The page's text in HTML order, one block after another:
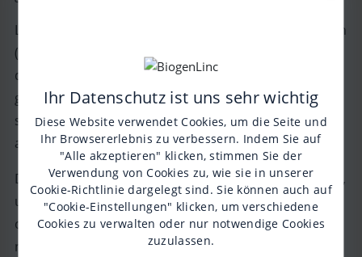
Ihr Datenschutz ist uns sehr wichtig
Diese Website verwendet Cookies, um die Seite und
Ihr Browsererlebnis zu verbessern. Indem Sie auf
"Alle akzeptieren" klicken, stimmen Sie der
Verwendung von Cookies zu, wie sie in unserer
Cookie-Richtlinie dargelegt sind. Sie können auch auf
"Cookie-Einstellungen" klicken, um verschiedene
Cookies zu verwalten oder nur notwendige Cookies
zuzulassen.
Leider kann ich weder selbst eine FFP2-Maske tragen
(meine Kraft reicht einfach nicht mehr aus, um
darunter genug Luft zu bekommen), noch der
ganzen Welt Vorschriften machen. Und leider
scheinen auch Großteiles die ganzen Erfahrungen
aus der Pandemie vergessen.
Deshalb vermeide ich es in der Winterzeit möglichst,
unter Menschen zu gehen. Sei es im Supermarkt
oder in den öffentlichen Verkehrsmitteln. Beides
nutze ich von Frühjahr bis Herbst gerne und